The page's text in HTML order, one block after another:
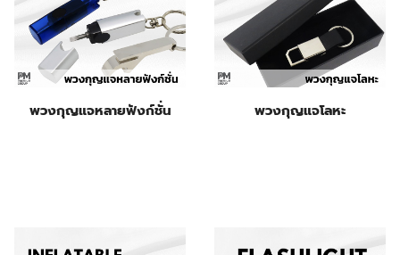
พวงกุญแจหลายฟังก์ชั่น พวงกุญแจโลหะ